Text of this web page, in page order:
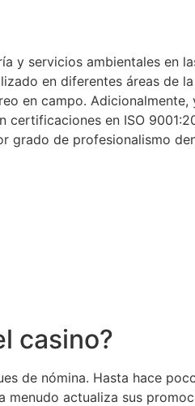
y servicios ambientales en
en diferentes áreas de
en campo.
en ISO
grado de profesionalismo
casino?
de nómina. Hasta hace
actualiza sus